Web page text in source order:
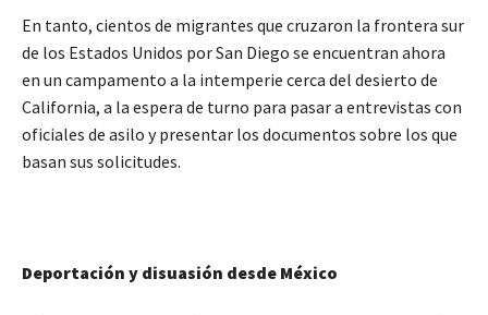
En tanto, cientos de migrantes que cruzaron la frontera sur
de los Estados Unidos por San Diego se encuentran ahora
en un campamento a la intemperie cerca del desierto de
California, a la espera de turno para pasar a entrevistas con
oficiales de asilo y presentar los documentos sobre los que
basan sus solicitudes.
Deportación y disuasión desde México